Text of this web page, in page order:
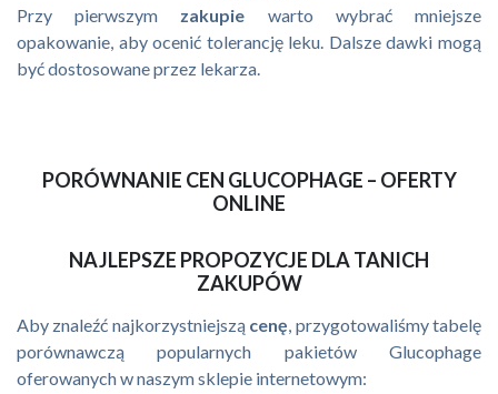
Przy pierwszym zakupie warto wybrać mniejsze
opakowanie, aby ocenić tolerancję leku. Dalsze dawki mogą
być dostosowane przez lekarza.
PORÓWNANIE CEN GLUCOPHAGE – OFERTY
ONLINE
NAJLEPSZE PROPOZYCJE DLA TANICH
ZAKUPÓW
Aby znaleźć najkorzystniejszą cenę, przygotowaliśmy tabelę
porównawczą popularnych pakietów Glucophage
oferowanych w naszym sklepie internetowym: